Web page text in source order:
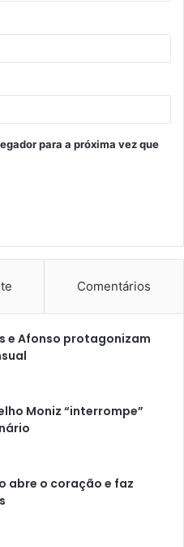
para a próxima vez que
Comentários
e Afonso protagonizam
Moniz “interrompe”
abre o coração e faz